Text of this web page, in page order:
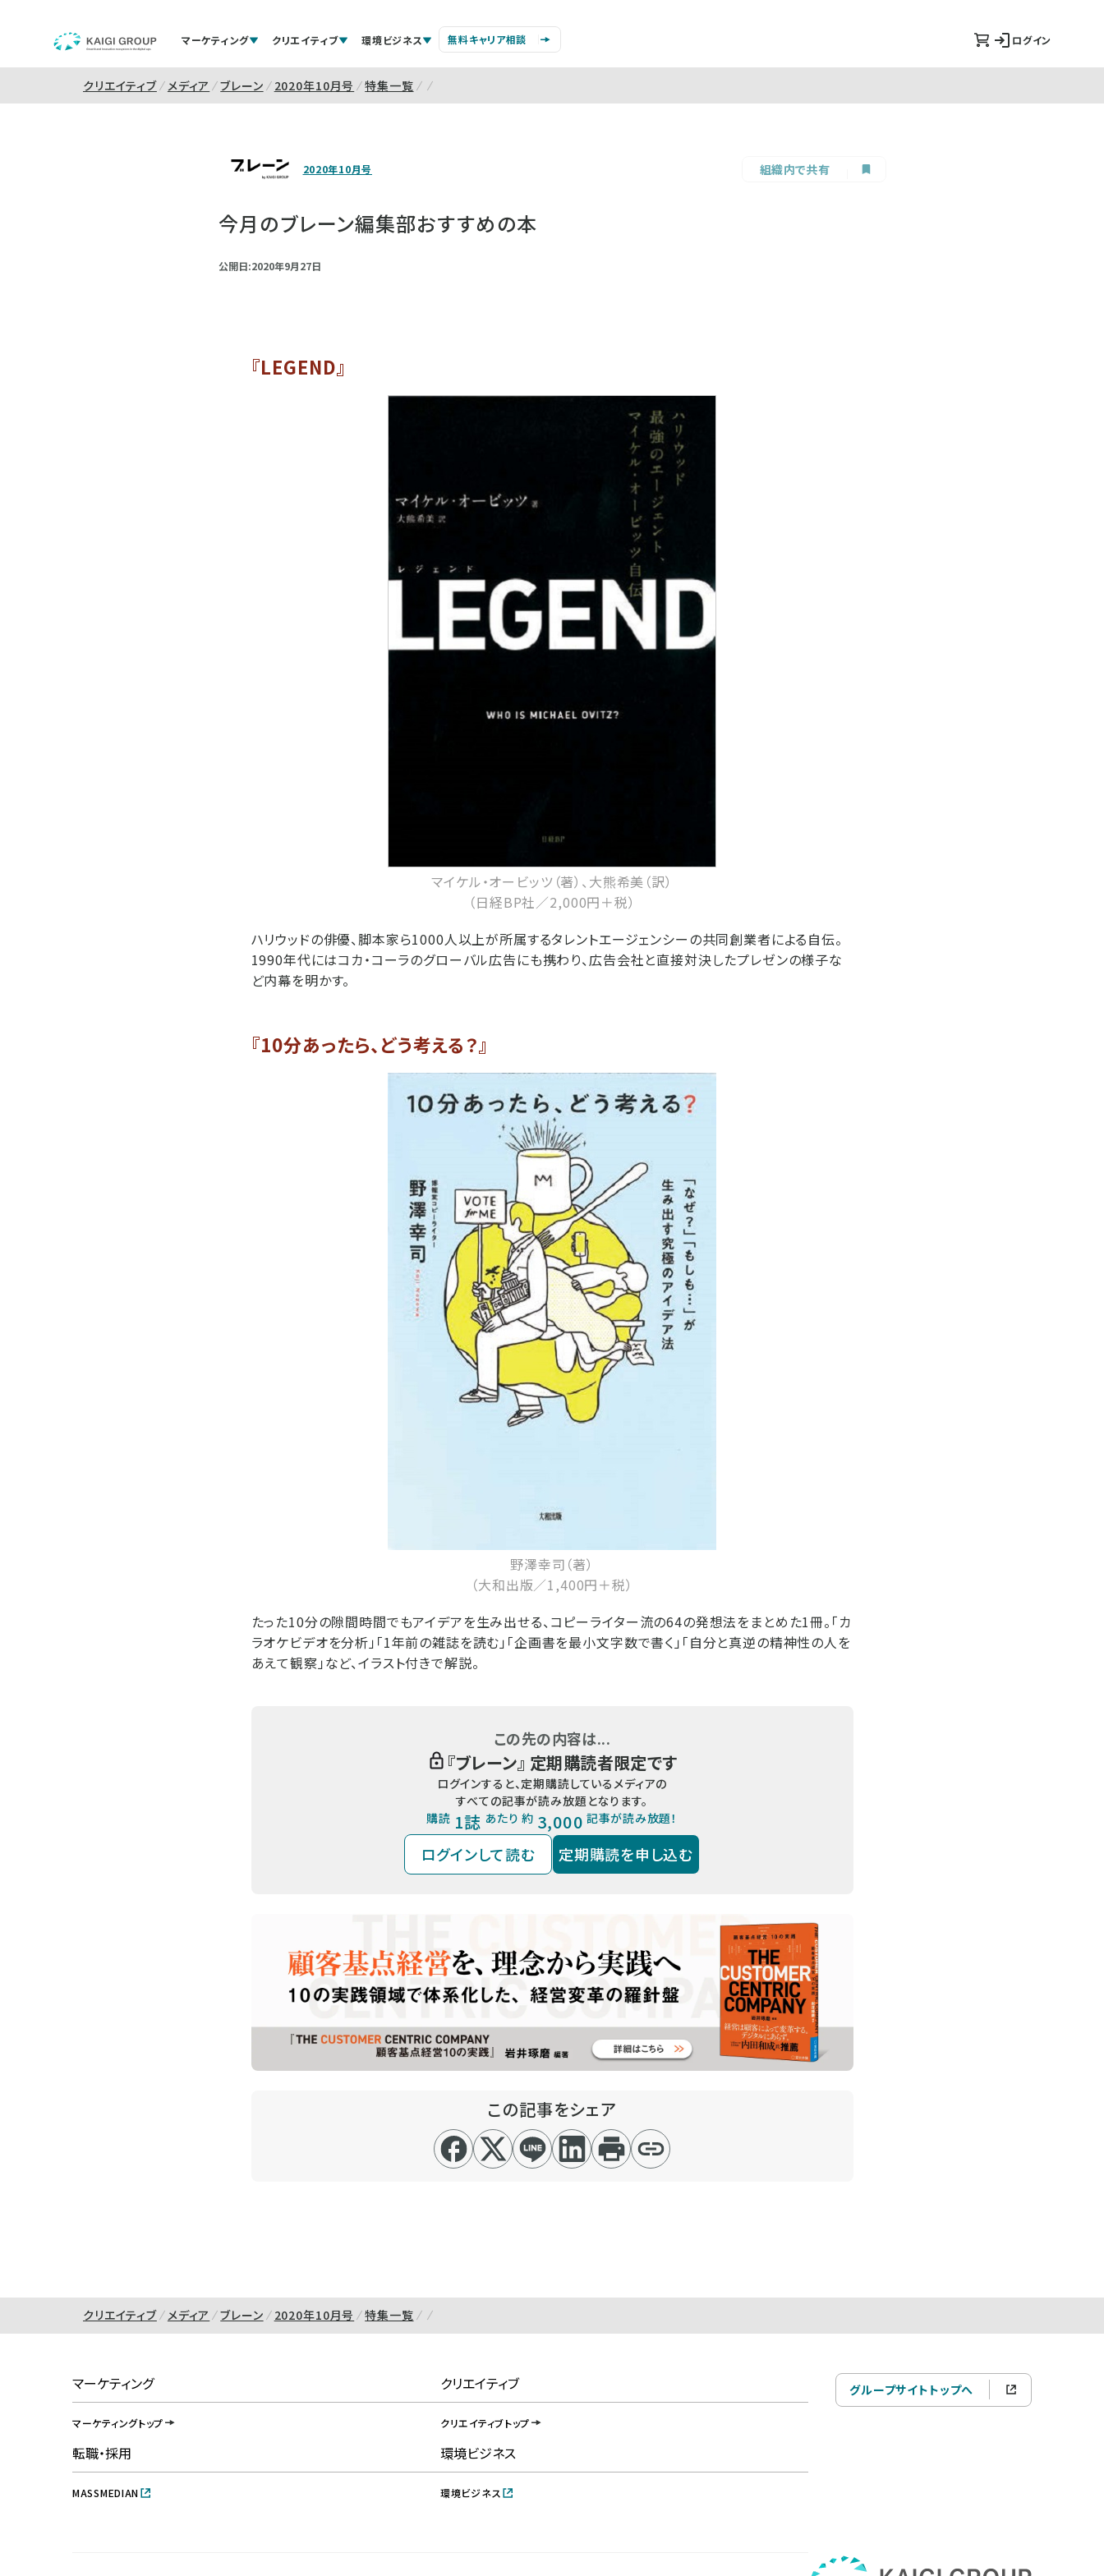
マーケティング クリエイティブ 環境ビジネス 無料キャリア相談 ログイン
クリエイティブ メディア ブレーン 2020年10月号 特集一覧
2020年10月号 組織内で共有
今月のブレーン編集部おすすめの本
公開日:2020年9月27日
『LEGEND』
マイケル・オービッツ（著）、大熊希美（訳）
（日経BP社／2,000円＋税）
ハリウッドの俳優、脚本家ら1000人以上が所属するタレントエージェンシーの共同創業者による自伝。
1990年代にはコカ・コーラのグローバル広告にも携わり、広告会社と直接対決したプレゼンの様子な
ど内幕を明かす。
『10分あったら、どう考える？』
野澤幸司（著）
（大和出版／1,400円＋税）
たった10分の隙間時間でもアイデアを生み出せる、コピーライター流の64の発想法をまとめた1冊。「カ
ラオケビデオを分析」「1年前の雑誌を読む」「企画書を最小文字数で書く」「自分と真逆の精神性の人を
あえて観察」など、イラスト付きで解説。
この先の内容は...
『ブレーン』 定期購読者限定です
ログインすると、定期購読しているメディアの
すべての記事が読み放題となります。
購読 1誌 あたり 約 3,000 記事が読み放題！
ログインして読む 定期購読を申し込む
この記事をシェア
クリエイティブ メディア ブレーン 2020年10月号 特集一覧
マーケティング
マーケティングトップ
クリエイティブ
クリエイティブトップ
転職・採用
MASSMEDIAN
環境ビジネス
環境ビジネス
グループサイトトップへ